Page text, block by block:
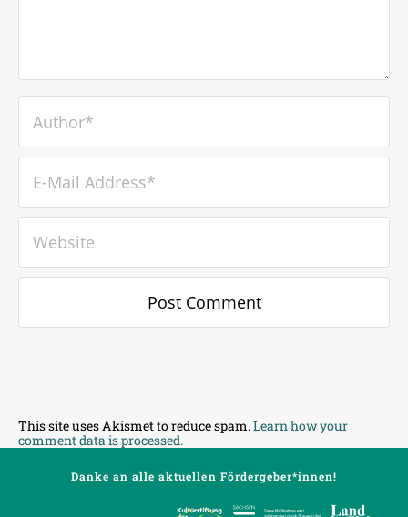
This site uses Akismet to reduce spam.Learn how your
comment data is processed.
Danke an alle aktuellen Fördergeber*innen!